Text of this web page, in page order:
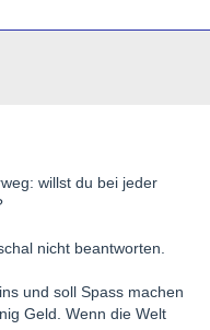
willst du bei jeder
nicht beantworten.
und soll Spass machen
Geld. Wenn die Welt